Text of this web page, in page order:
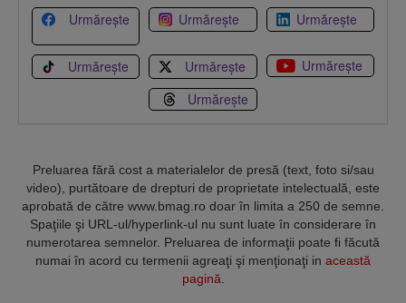
Urmărește Urmărește Urmărește
Urmărește Urmărește
Urmărește
Urmărește
Preluarea fără cost a materialelor de presă (text, foto si/sau
video), purtătoare de drepturi de proprietate intelectuală, este
aprobată de către www.bmag.ro doar în limita a 250 de semne.
Spaţiile şi URL-ul/hyperlink-ul nu sunt luate în considerare în
numerotarea semnelor. Preluarea de informaţii poate fi făcută
numai în acord cu termenii agreaţi şi menţionaţi in această
pagină.